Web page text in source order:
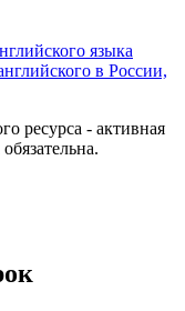
языка
в России,
ресурса - активная